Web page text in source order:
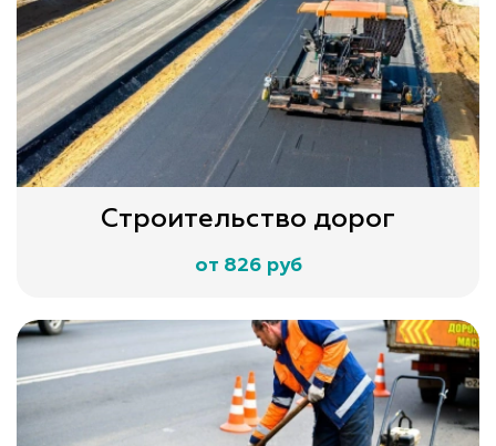
Строительство дорог
от 826 руб